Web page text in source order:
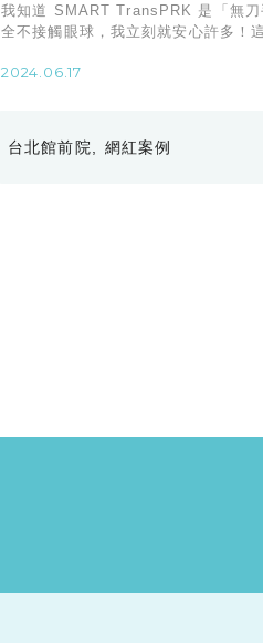
我知道 SMART TransPRK 是「無刀
全不接觸眼球，我立刻就安心許多！
2024.06.17
台北館前院 網紅案例